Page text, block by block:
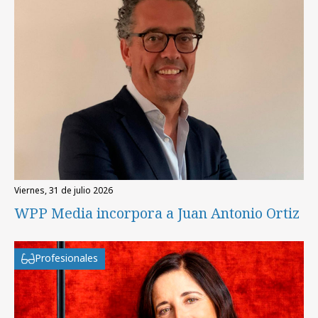
viernes, 31 de julio 2026
WPP Media incorpora a Juan Antonio Ortiz
Profesionales